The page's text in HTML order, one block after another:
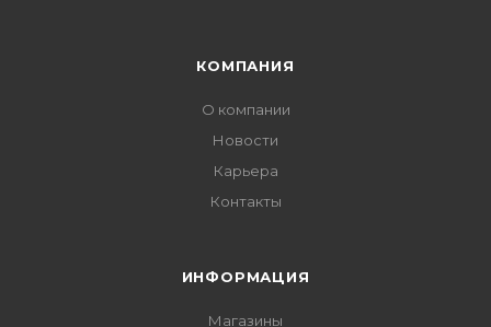
КОМПАНИЯ
О компании
Новости
Карьера
Контакты
ИНФОРМАЦИЯ
Магазины